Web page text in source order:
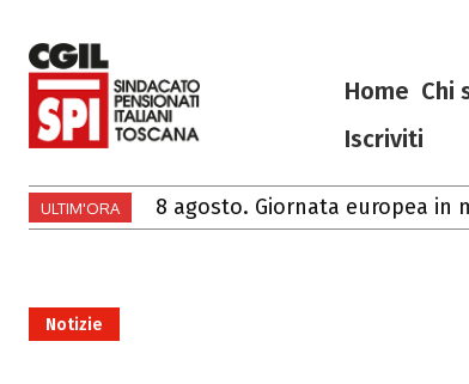
Home Chi
Iscriviti
ULTIM'ORA 8 agosto. Giornata europea
Notizie